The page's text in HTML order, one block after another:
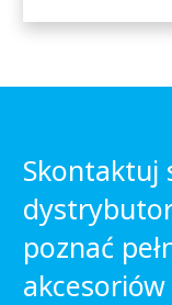
Skontaktuj
poznać
akcesoriów